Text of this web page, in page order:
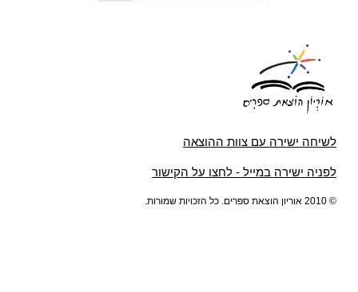
לשיחה ישירה עם צוות ההוצאה
לפניה ישירה במייל - לחצו על הקישור
© 2010 אוריון הוצאת ספרים. כל הזכויות שמורות.